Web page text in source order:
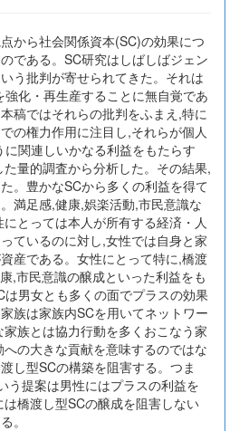
から社会関係資本(SC)の効果につ
である。SC研究はしばしばジェン
う批判が寄せられてきた。それは
化・再生産することに無自覚であ
稿ではそれらの批判をふまえ,特に
の権力作用に注目し,それらが個人
関連しいかなる利益をもたらす
量的調査から分析した。その結果,
。豊かなSCから多くの利益を得て
満足感,健康,娯楽活動,市民意識な
とっては本人が所有する経済・人
ているのに対し,女性では自身と家
産である。女性にとって特に,橋渡
,市民意識の醸成といった利益をも
男女とも多くの面でプラスの効果
族は家族内SCを用いてネットワー
族とは協力行動を多くおこなう家
の大きな貢献を意味するのではな
し型SCの構築を阻害する。つま
う提案は男性にはプラスの利益を
橋渡し型SCの醸成を阻害しない
。